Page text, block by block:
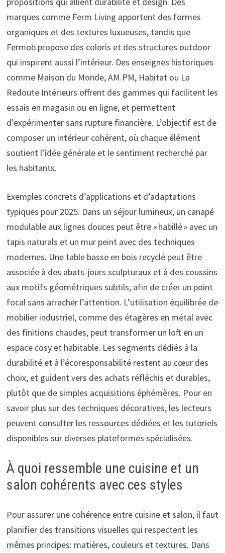
marques comme Ferm Living apportent des formes
organiques et des textures luxueuses, tandis que
Fermob propose des coloris et des structures outdoor
qui inspirent aussi l’intérieur. Des enseignes historiques
comme Maison du Monde, AM.PM, Habitat ou La
Redoute Intérieurs offrent des gammes qui facilitent les
essais en magasin ou en ligne, et permettent
d’expérimenter sans rupture financière. L’objectif est de
composer un intérieur cohérent, où chaque élément
soutient l’idée générale et le sentiment recherché par
les habitants.
Exemples concrets d’applications et d’adaptations
typiques pour 2025. Dans un séjour lumineux, un canapé
modulable aux lignes douces peut être « habillé » avec un
tapis naturals et un mur peint avec des techniques
modernes. Une table basse en bois recyclé peut être
associée à des abats-jours sculpturaux et à des coussins
aux motifs géométriques subtils, afin de créer un point
focal sans arracher l’attention. L’utilisation équilibrée de
mobilier industriel, comme des étagères en métal avec
des finitions chaudes, peut transformer un loft en un
espace cosy et habitable. Les segments dédiés à la
durabilité et à l’écoresponsabilité restent au cœur des
choix, et guident vers des achats réfléchis et durables,
plutôt que de simples acquisitions éphémères. Pour en
savoir plus sur des techniques décoratives, les lecteurs
peuvent consulter les ressources dédiées et les tutoriels
disponibles sur diverses plateformes spécialisées.
À quoi ressemble une cuisine et un
salon cohérents avec ces styles
Pour assurer une cohérence entre cuisine et salon, il faut
planifier des transitions visuelles qui respectent les
mêmes principes: matières, couleurs et textures. Dans